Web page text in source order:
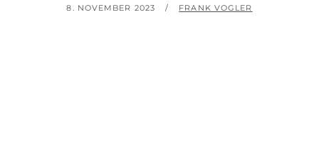
POSTED
8. NOVEMBER 2023 BY
FRANK VOGLER